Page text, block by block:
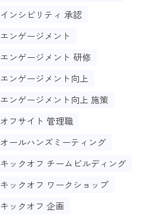
インシビリティ 承認
エンゲージメント
エンゲージメント 研修
エンゲージメント向上
エンゲージメント向上 施策
オフサイト 管理職
オールハンズミーティング
キックオフ チームビルディング
キックオフ ワークショップ
キックオフ 企画